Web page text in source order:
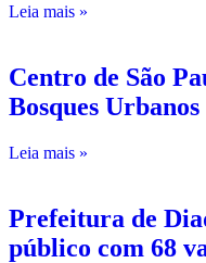
Leia mais »
Centro de São
Bosques Urbanos
Leia mais »
Prefeitura de
público com 68